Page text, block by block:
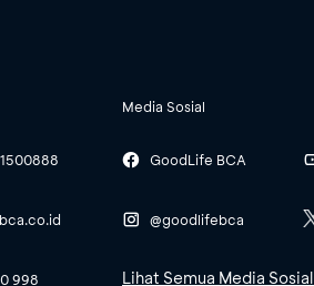
998
Media Sosial
GoodLife BCA
@goodlifebca
Lihat Semua Media Sosial